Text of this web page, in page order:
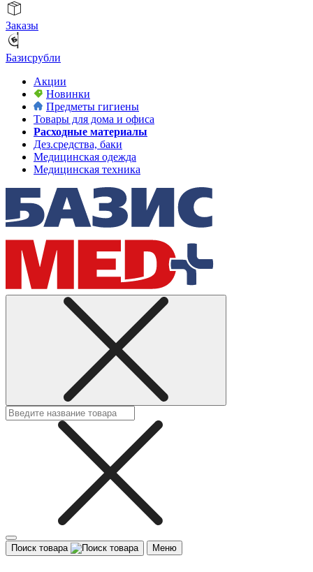
Заказы
Базисрубли
Акции
Новинки
Предметы гигиены
Товары для дома и офиса
Расходные материалы
Дез.средства, баки
Медицинская одежда
Медицинская техника
Поиск товара Меню